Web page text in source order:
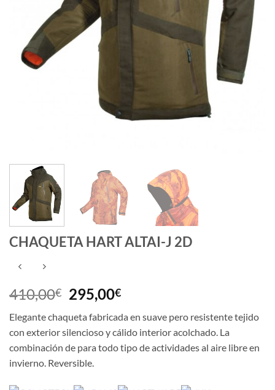
CHAQUETA HART ALTAI-J 2D
410,00€ El
precio
original
era:
410,00€.
295,00€El
actual
es:
295,00€.
Elegante chaqueta fabricada en suave pero resistente tejido
con exterior silencioso y cálido interior acolchado. La
combinación de para todo tipo de actividades al aire libre en
invierno. Reversible.